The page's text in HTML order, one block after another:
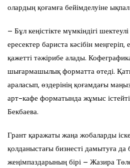
олардың қоғамға бейімделуіне ықпал
– Бұл кеңістікте мүмкіндігі
ересектер бариста кәсібін
қажетті тәжірибе алады.
шығармашылық форматта өтеді.
араласып, өздерінің қоғамдағы
арт-кафе форматында жұмыс
Бекбаева.
Грант қаражаты жаңа жобаларды
қолданыстағы бизнесті дамытуға да
жеңімпаздарының бірі – Жазира